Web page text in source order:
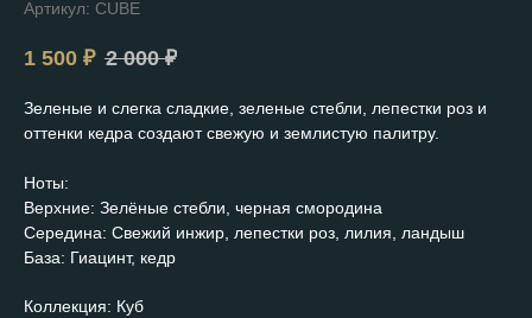
Артикул: CUBE
1 500 ₽ 2 000 ₽
Зеленые и слегка сладкие, зеленые стебли, лепестки роз и
оттенки кедра создают свежую и землистую палитру.
Ноты:
Верхние: Зелёные стебли, черная смородина
Середина: Свежий инжир, лепестки роз, лилия, ландыш
База: Гиацинт, кедр
Коллекция: Куб